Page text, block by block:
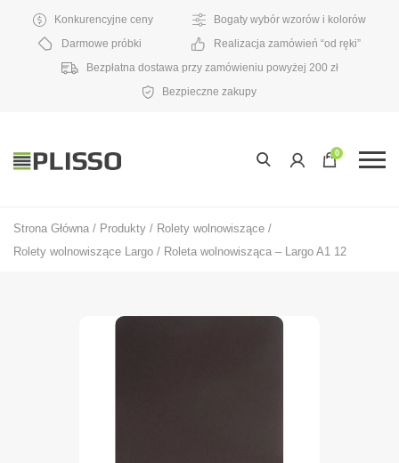
Konkurencyjne ceny
Bogaty wybór wzorów i kolorów
Darmowe próbki
Realizacja zamówień “od ręki”
Bezpłatna dostawa przy zamówieniu powyżej 200 zł
Bezpieczne zakupy
0
Strona Główna / Produkty / Rolety wolnowiszące /
Rolety wolnowiszące Largo / Roleta wolnowisząca – Largo A1 12